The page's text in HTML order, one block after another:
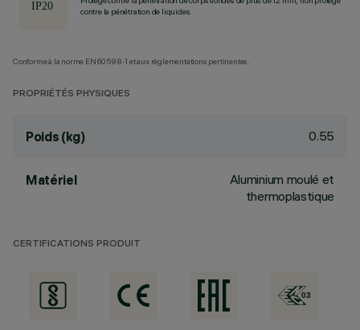
contre la pénétration de liquides.
Conforme à la norme EN60598-1 et aux réglementations pertinentes.
PROPRIÉTÉS PHYSIQUES
Poids (kg) 0.55
Matériel
Aluminium moulé et
thermoplastique
CERTIFICATIONS PRODUIT